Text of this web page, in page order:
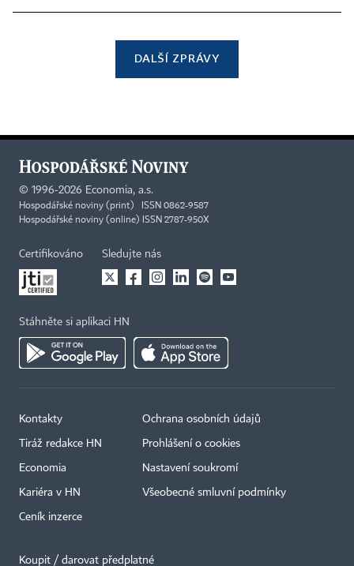
DALŠÍ ZPRÁVY
© 1996-2026 Economia, a.s.
Hospodářské noviny (print) ISSN 0862-9587
Hospodářské noviny (online) ISSN 2787-950X
Certifikováno Sledujte nás
Stáhněte si aplikaci HN
Kontakty
Tiráž redakce HN
Economia
Kariéra v HN
Ceník inzerce
Ochrana osobních údajů
Prohlášení o cookies
Nastavení soukromí
Všeobecné smluvní podmínky
Koupit / darovat předplatné